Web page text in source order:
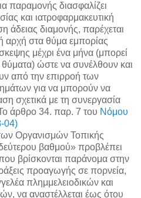
παραμονής διασφαλίζει
και ιατροφαρμακευτική
άδειας διαμονής, παρέχεται
αρχή στα θύμα εμπορίας
μέχρι ένα μήνα (μπορεί
θύματα) ώστε να συνέλθουν και
από την επιρροή των
για να μπορούν να
σχετικά με τη συνεργασία
άρθρο 34. παρ. 7 του Νόμου
04)
Οργανισμών Τοπικής
βαθμού» προβλέπει
βρίσκονται παράνομα στην
προαγωγής σε πορνεία,
πλημμελειοδικών και
να αναστέλλεται έως ότου